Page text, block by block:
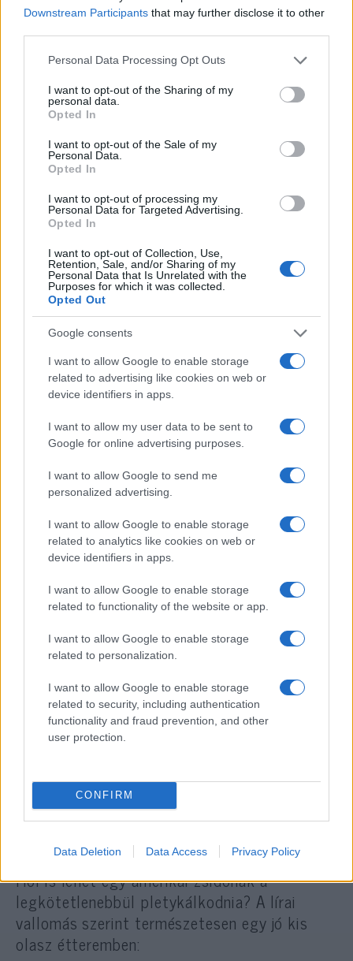
Downstream Participants that may further disclose it to other
Please note that this website/app uses one or more Google
not limited to your visit or usage behaviour. You may click to
grant or deny consent to Google and its third-party tags to
use your data for below specified purposes in below Google
consent section.
Personal Data Processing Opt Outs
I want to opt-out of the Sharing of my
personal data.
Opted In
I want to opt-out of the Sale of my
Personal Data.
Opted In
I want to opt-out of processing my
Personal Data for Targeted Advertising.
Opted In
I want to opt-out of Collection, Use,
Retention, Sale, and/or Sharing of my
Personal Data that Is Unrelated with the
Purposes for which it was collected.
Opted Out
Google consents
I want to allow Google to enable storage
related to advertising like cookies on web or
device identifiers in apps.
I want to allow my user data to be sent to
Google for online advertising purposes.
I want to allow Google to send me
personalized advertising.
I want to allow Google to enable storage
related to analytics like cookies on web or
device identifiers in apps.
I want to allow Google to enable storage
related to functionality of the website or app.
I want to allow Google to enable storage
related to personalization.
I want to allow Google to enable storage
related to security, including authentication
functionality and fraud prevention, and other
user protection.
CONFIRM
Data Deletion Data Access Privacy Policy
tiszteletére, és az Auschwitzban kiirtott saját
családja előtt adózva ihletett dal
örökérvényű és szívfacsaró klasszikus:
Travelin’ Prayer”
A zsidó liturgiában nem feledkeztek el az
utazók iránti fohászról, Billy Joel sem
hagyhatta ezt ki a legendás „Piano Man”
albumáról. Lendületesen lüktető, folklór,
vonat-szonáta:
Hol is lehet egy amerikai zsidónak a
legkötetlenebbül pletykálkodnia? A lírai
vallomás szerint természetesen egy jó kis
olasz étteremben: